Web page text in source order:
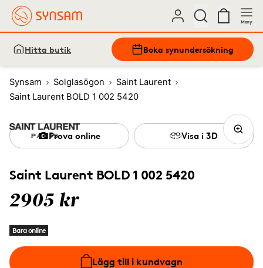
Meny
Hitta butik Boka synundersökning
Synsam Solglasögon
Saint Laurent
Saint Laurent BOLD 1 002 5420
Saint Laurent BOLD 1 002 5420
2905 kr
Bara online
Lägg till i kundvagn
Prova online Visa i 3D